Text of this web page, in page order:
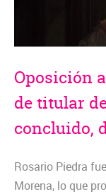
Oposición
de titular
concluido,
Rosario Piedra
Morena, lo que